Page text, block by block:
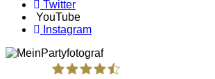
Twitter
YouTube
Instagram